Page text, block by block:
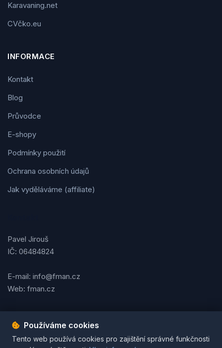
Karavaning.net
CVčko.eu
INFORMACE
Kontakt
Blog
Průvodce
E-shopy
Podmínky použití
Ochrana osobních údajů
Jak vyděláváme (affiliate)
Pavel Jirouš
IČ: 06484824
E-mail: info@fman.cz
Web: fman.cz
Podmínky použitíOchrana osobních údajůCookies
Používáme cookies
Tento web používá cookies pro zajištění správné funkčnosti